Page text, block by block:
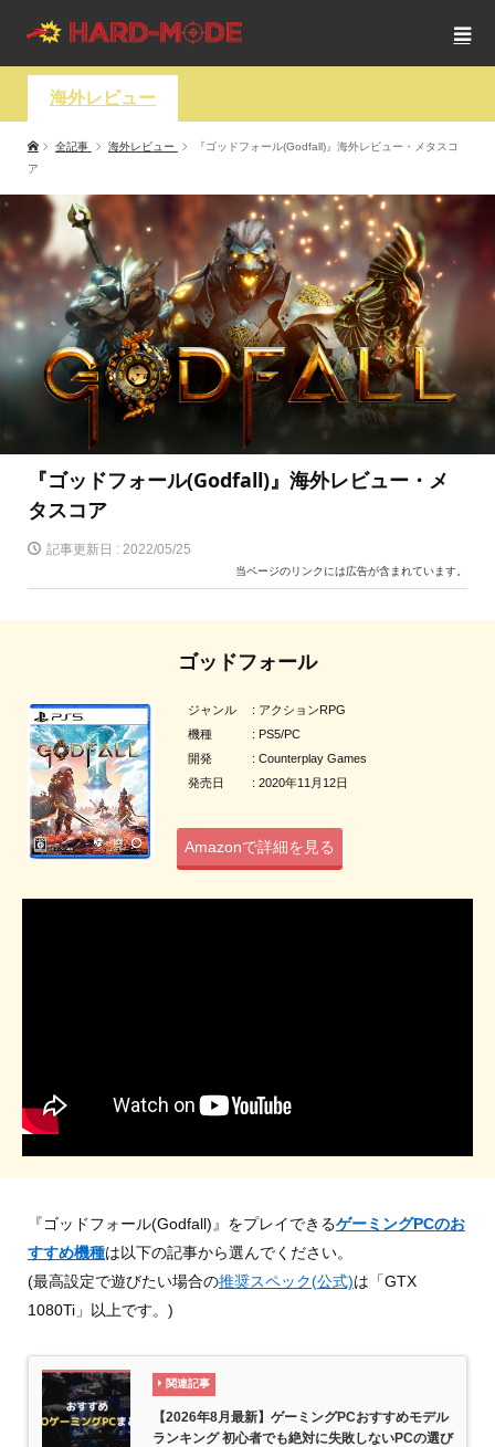
海外レビュー
全記事 海外レビュー
『ゴッドフォール(Godfall)』海外レビュー・メタスコ
ア
『ゴッドフォール(Godfall)』海外レビュー・メ
タスコア
記事更新日 : 2022/05/25
当ページのリンクには広告が含まれています。
ゴッドフォール
ジャンル : アクションRPG
機種 : PS5/PC
開発 : Counterplay Games
発売日 : 2020年11月12日
Amazonで詳細を見る
『ゴッドフォール(Godfall)』をプレイできるゲーミングPCのお
すすめ機種は以下の記事から選んでください。
(最高設定で遊びたい場合の推奨スペック(公式)は「GTX
1080Ti」以上です。)
関連記事
【2026年8月最新】ゲーミングPCおすすめモデル
ランキング 初心者でも絶対に失敗しないPCの選び